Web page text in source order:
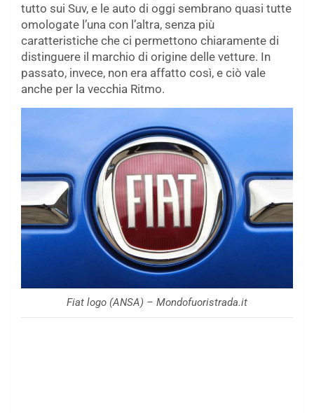
tutto sui Suv, e le auto di oggi sembrano quasi tutte
omologate l’una con l’altra, senza più
caratteristiche che ci permettono chiaramente di
distinguere il marchio di origine delle vetture. In
passato, invece, non era affatto così, e ciò vale
anche per la vecchia Ritmo.
Fiat logo (ANSA) – Mondofuoristrada.it